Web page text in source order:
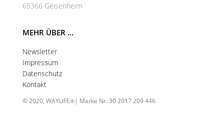
65366 Geisenheim
MEHR ÜBER ...
Newsletter
Impressum
Datenschutz
Kontakt
© 2020, WAYLIFE®| Marke Nr. 30 2017 209 446